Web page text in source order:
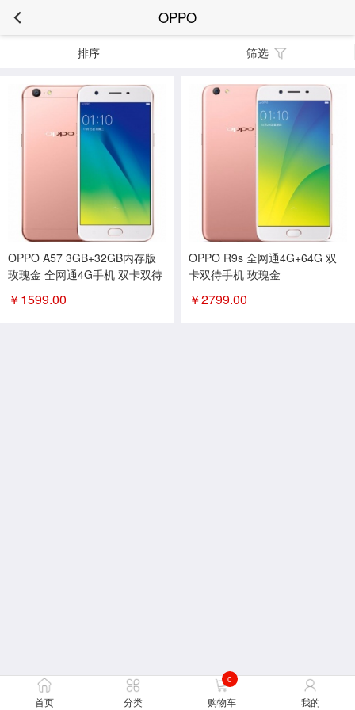
OPPO
排序 筛选
OPPO A57 3GB+32GB内存版
玫瑰金 全网通4G手机 双卡双待
￥1599.00
OPPO R9s 全网通4G+64G 双
卡双待手机 玫瑰金
￥2799.00
首页 分类
0
购物车 我的